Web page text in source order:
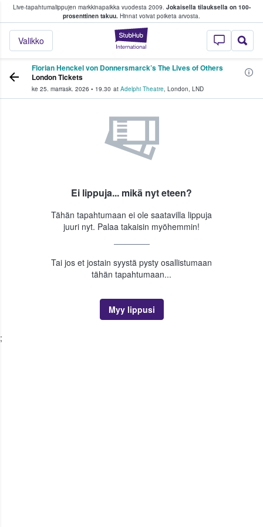
Live-tapahtumalippujen markkinapaikka vuodesta 2009. Jokaisella tilauksella on 100-
prosenttinen takuu. Hinnat voivat poiketa arvosta.
StubHub -
Valikko
fanit ostavat ja myyvät lippuja
Florian Henckel von Donnersmarck’s The Lives of Others
London Tickets
ke 25. marrask. 2026 • 19.30 at Adelphi Theatre, London, LND
Ei lippuja... mikä nyt eteen?
Tähän tapahtumaan ei ole saatavilla lippuja
juuri nyt. Palaa takaisin myöhemmin!
Tai jos et jostain syystä pysty osallistumaan
tähän tapahtumaan...
Myy lippusi
;